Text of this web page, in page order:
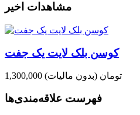
مشاهدات اخیر
کوسن بلک لایت یک جفت
1,300,000 تومان (بدون مالیات)
فهرست علاقه‌مندی‌ها